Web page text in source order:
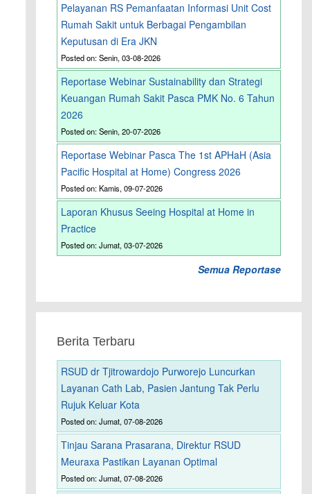
Pelayanan RS Pemanfaatan Informasi Unit Cost
Rumah Sakit untuk Berbagai Pengambilan
Keputusan di Era JKN
Posted on: Senin, 03-08-2026
Reportase Webinar Sustainability dan Strategi
Keuangan Rumah Sakit Pasca PMK No. 6 Tahun
2026
Posted on: Senin, 20-07-2026
Reportase Webinar Pasca The 1st APHaH (Asia
Pacific Hospital at Home) Congress 2026
Posted on: Kamis, 09-07-2026
Laporan Khusus Seeing Hospital at Home in
Practice
Posted on: Jumat, 03-07-2026
Semua Reportase
Berita Terbaru
RSUD dr Tjitrowardojo Purworejo Luncurkan
Layanan Cath Lab, Pasien Jantung Tak Perlu
Rujuk Keluar Kota
Posted on: Jumat, 07-08-2026
Tinjau Sarana Prasarana, Direktur RSUD
Meuraxa Pastikan Layanan Optimal
Posted on: Jumat, 07-08-2026